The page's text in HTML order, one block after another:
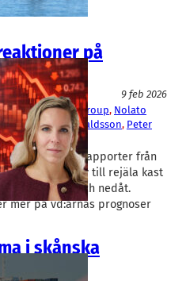
på
9 feb 2026
& Jansson, Kjell Group, Nolato
, Hermann Haraldsson, Peter
kvartalsrapporter från
gav upphov till rejäla kast
både uppåt och nedåt.
mer på vd:arnas prognoser
i skånska